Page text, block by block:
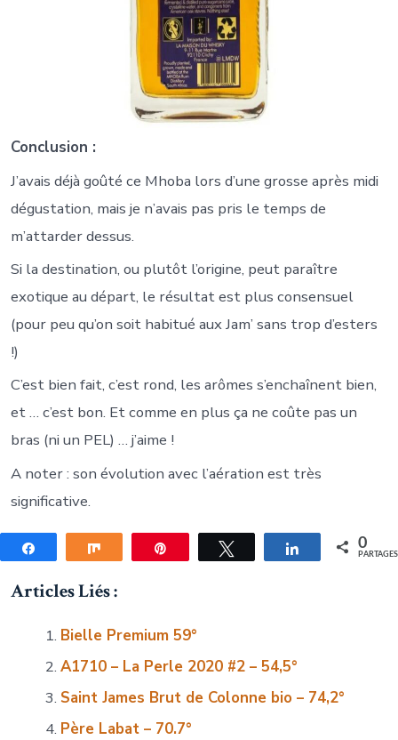
Conclusion :
J’avais déjà goûté ce Mhoba lors d’une grosse après midi
dégustation, mais je n’avais pas pris le temps de
m’attarder dessus.
Si la destination, ou plutôt l’origine, peut paraître
exotique au départ, le résultat est plus consensuel
(pour peu qu’on soit habitué aux Jam’ sans trop d’esters
!)
C’est bien fait, c’est rond, les arômes s’enchaînent bien,
et … c’est bon. Et comme en plus ça ne coûte pas un
bras (ni un PEL) … j’aime !
A noter : son évolution avec l’aération est très
significative.
Partagez Partagez Tweetez Partagez 0
PARTAGES
Articles Liés :
Bielle Premium 59°
A1710 – La Perle 2020 #2 – 54,5°
Saint James Brut de Colonne bio – 74,2°
Père Labat – 70.7°